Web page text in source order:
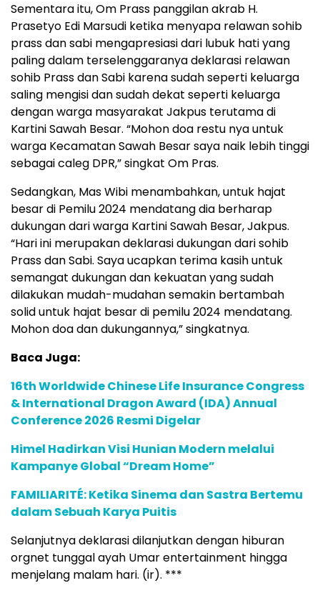
Sementara itu, Om Prass panggilan akrab H.
Prasetyo Edi Marsudi ketika menyapa relawan sohib
prass dan sabi mengapresiasi dari lubuk hati yang
paling dalam terselenggaranya deklarasi relawan
sohib Prass dan Sabi karena sudah seperti keluarga
saling mengisi dan sudah dekat seperti keluarga
dengan warga masyarakat Jakpus terutama di
Kartini Sawah Besar. “Mohon doa restu nya untuk
warga Kecamatan Sawah Besar saya naik lebih tinggi
sebagai caleg DPR,” singkat Om Pras.
Sedangkan, Mas Wibi menambahkan, untuk hajat
besar di Pemilu 2024 mendatang dia berharap
dukungan dari warga Kartini Sawah Besar, Jakpus.
“Hari ini merupakan deklarasi dukungan dari sohib
Prass dan Sabi. Saya ucapkan terima kasih untuk
semangat dukungan dan kekuatan yang sudah
dilakukan mudah-mudahan semakin bertambah
solid untuk hajat besar di pemilu 2024 mendatang.
Mohon doa dan dukungannya,” singkatnya.
Baca Juga:
16th Worldwide Chinese Life Insurance Congress
& International Dragon Award (IDA) Annual
Conference 2026 Resmi Digelar
Himel Hadirkan Visi Hunian Modern melalui
Kampanye Global “Dream Home”
FAMILIARITÉ: Ketika Sinema dan Sastra Bertemu
dalam Sebuah Karya Puitis
Selanjutnya deklarasi dilanjutkan dengan hiburan
orgnet tunggal ayah Umar entertainment hingga
menjelang malam hari. (ir). ***